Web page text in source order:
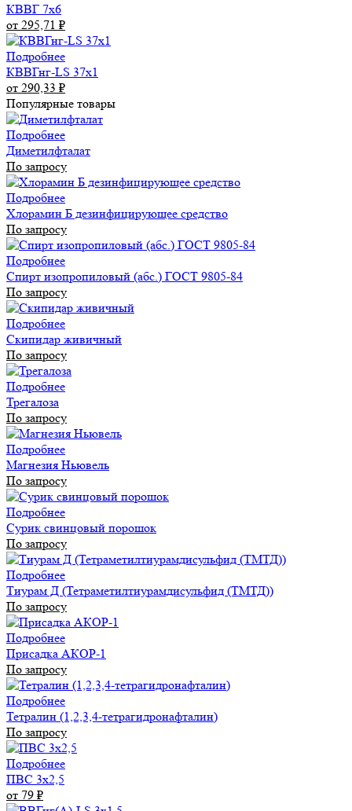
КВВГ 7х6
от 295,71 ₽
Подробнее
КВВГнг-LS 37х1
от 290,33 ₽
Популярные товары
Подробнее
Диметилфталат
По запросу
Подробнее
Хлорамин Б дезинфицирующее средство
По запросу
Подробнее
Спирт изопропиловый (абс.) ГОСТ 9805-84
По запросу
Подробнее
Скипидар живичный
По запросу
Подробнее
Трегалоза
По запросу
Подробнее
Магнезия Ньювель
По запросу
Подробнее
Сурик свинцовый порошок
По запросу
Подробнее
Тиурам Д (Тетраметилтиурамдисульфид (ТМТД))
По запросу
Подробнее
Присадка АКОР-1
По запросу
Подробнее
Тетралин (1,2,3,4-тетрагидронафталин)
По запросу
Подробнее
ПВС 3х2,5
от 79 ₽